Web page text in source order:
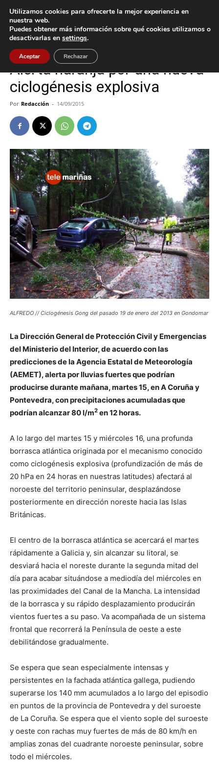
Inicio A Guarda
A Guarda Baiona
Alerta naranja por una nueva
ciclogénesis explosiva
Por Redacción - 14/09/2015
ALFREDO // Ciclogénesis Gong del pasado 19 de enero del 2013 en Gondomar
La Dirección General de Protección Civil y Emergencias
del Ministerio del Interior, de acuerdo con las
predicciones de la Agencia Estatal de Meteorología
(AEMET), alerta por lluvias fuertes que podrían
producirse durante mañana, martes 15, en A Coruña y
Pontevedra, con precipitaciones acumuladas que
podrían alcanzar 80 l/m2 en 12 horas.
A lo largo del martes 15 y miércoles 16, una profunda
borrasca atlántica originada por el mecanismo conocido
como ciclogénesis explosiva (profundización de más de
20 hPa en 24 horas en nuestras latitudes) afectará al
noroeste del territorio peninsular, desplazándose
posteriormente en dirección noreste hacia las Islas
Británicas.
El centro de la borrasca atlántica se acercará el martes
rápidamente a Galicia y, sin alcanzar su litoral, se
desviará hacia el noreste durante la segunda mitad del
día para acabar situándose a mediodía del miércoles en
las proximidades del Canal de la Mancha. La intensidad
de la borrasca y su rápido desplazamiento producirán
vientos fuertes a su paso. Va acompañada de un sistema
frontal que recorrerá la Península de oeste a este
debilitándose gradualmente.
Se espera que sean especialmente intensas y
persistentes en la fachada atlántica gallega, pudiendo
superarse los 140 mm acumulados a lo largo del episodio
en puntos de la provincia de Pontevedra y del suroeste
de La Coruña. Se espera que el viento sople del suroeste
y oeste con rachas muy fuertes de más de 80 km/h en
amplias zonas del cuadrante noroeste peninsular, sobre
todo el miércoles.
Utilizamos cookies para ofrecerte la mejor experiencia en
nuestra web.
Puedes obtener más información sobre qué cookies utilizamos o
desactivarlas en settings.
Aceptar Rechazar